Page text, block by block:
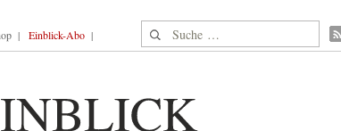
Einblick-Abo Suche nach: